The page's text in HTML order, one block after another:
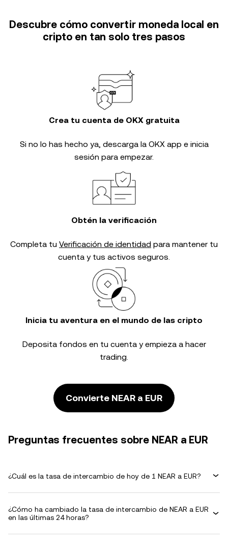
Descubre cómo convertir moneda local en
cripto en tan solo tres pasos
Crea tu cuenta de OKX gratuita
Si no lo has hecho ya, descarga la OKX app e inicia
sesión para empezar.
Obtén la verificación
Completa tu Verificación de identidad para mantener tu
cuenta y tus activos seguros.
Inicia tu aventura en el mundo de las cripto
Deposita fondos en tu cuenta y empieza a hacer
trading.
Convierte NEAR a EUR
Preguntas frecuentes sobre NEAR a EUR
¿Cuál es la tasa de intercambio de hoy de 1 NEAR a EUR?
¿Cómo ha cambiado la tasa de intercambio de NEAR a EUR
en las últimas 24 horas?